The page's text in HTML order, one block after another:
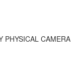
CAMERA